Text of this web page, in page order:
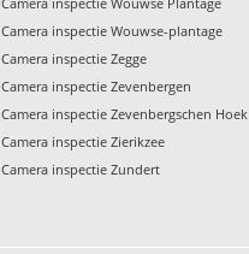
Camera inspectie Wouwse-plantage
Camera inspectie Zegge
Camera inspectie Zevenbergen
Camera inspectie Zevenbergschen Hoek
Camera inspectie Zierikzee
Camera inspectie Zundert